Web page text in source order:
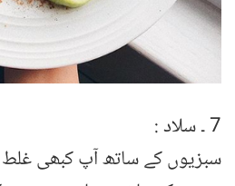
7 ۔ سلاد :
سبزیوں کے ساتھ آپ کبھی